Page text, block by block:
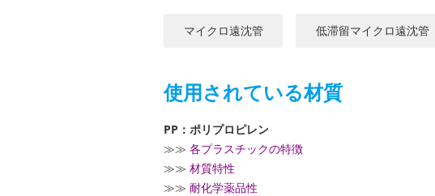
マイクロ遠沈管 低滞留マイクロ遠沈管
使用されている材質
PP：ポリプロピレン
≫≫ 各プラスチックの特徴
≫≫ 材質特性
≫≫ 耐化学薬品性